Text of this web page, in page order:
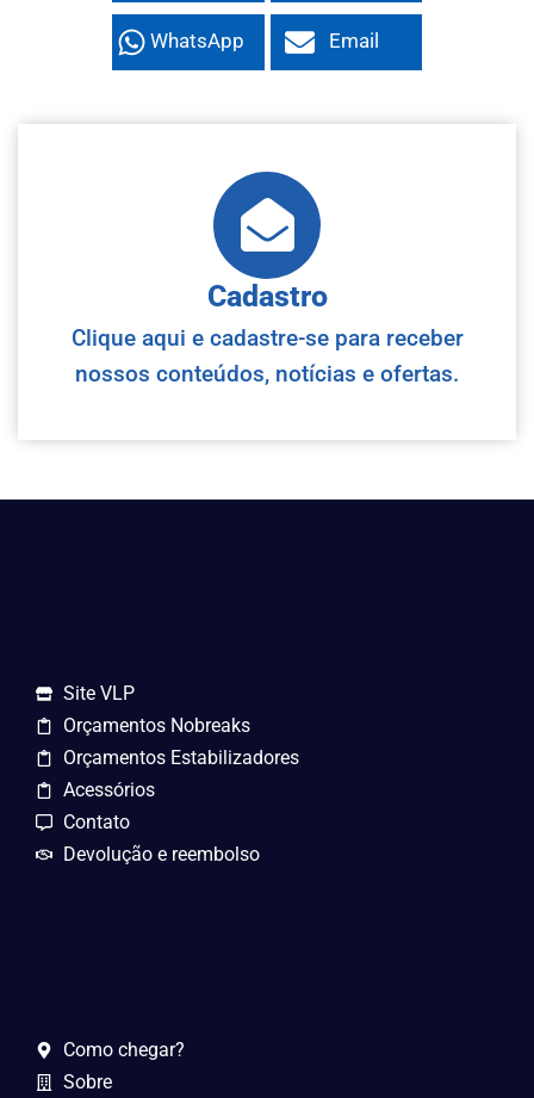
WhatsApp Email
Cadastro
Clique aqui e cadastre-se para receber
nossos conteúdos, notícias e ofertas.
Site VLP
Orçamentos Nobreaks
Orçamentos Estabilizadores
Acessórios
Contato
Devolução e reembolso
Como chegar?
Sobre